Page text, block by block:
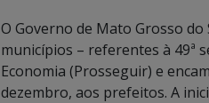
O Governo de Mato Grosso
municípios – referentes à 49ª
Economia (Prosseguir) e
dezembro, aos prefeitos. A